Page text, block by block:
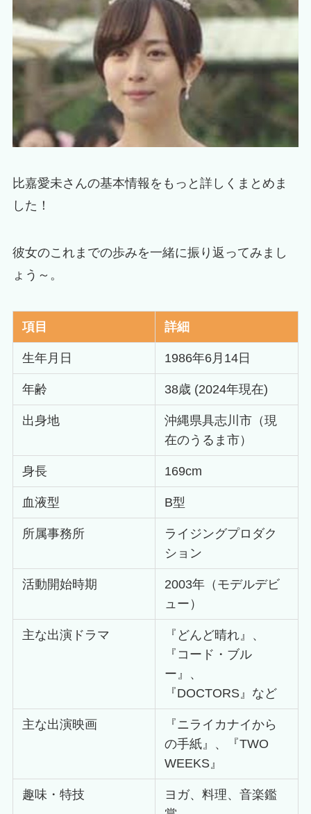
比嘉愛未さんの基本情報をもっと詳しくまとめま
した！
彼女のこれまでの歩みを一緒に振り返ってみまし
ょう～。
項目 詳細
生年月日 1986年6月14日
年齢 38歳 (2024年現在)
出身地
沖縄県具志川市（現
在のうるま市）
身長 169cm
血液型 B型
所属事務所
ライジングプロダク
ション
活動開始時期
2003年（モデルデビ
ュー）
主な出演ドラマ
『どんど晴れ』、
『コード・ブル
ー』、
『DOCTORS』など
主な出演映画
『ニライカナイから
の手紙』、『TWO
WEEKS』
趣味・特技
ヨガ、料理、音楽鑑